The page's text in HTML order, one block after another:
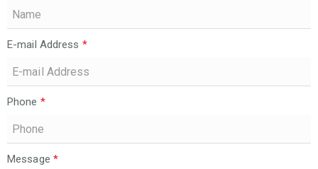
E-mail Address *
Phone *
Message *